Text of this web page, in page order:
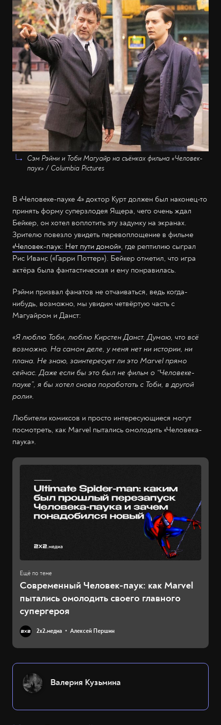
Сэм Рэйми и Тоби Магуайр на съёмках фильма «Человек-
паук» / Columbia Pictures
В «Человеке-пауке 4» доктор Курт должен был наконец-то
принять форму суперзлодея Ящера, чего очень ждал
Бейкер, он хотел воплотить эту задумку на экранах.
Зрителю повезло увидеть перевоплощение в фильме
«Человек-паук: Нет пути домой», где рептилию сыграл
Рис Иванс («Гарри Поттер»). Бейкер отметил, что игра
актёра была фантастическая и ему понравилась.
Рэйми призвал фанатов не отчаиваться, ведь когда-
нибудь, возможно, мы увидим четвёртую часть с
Магуайром и Данст:
«Я люблю Тоби, люблю Кирстен Данст. Думаю, что всё
возможно. На самом деле, у меня нет ни истории, ни
плана. Не знаю, заинтересует ли это Marvel прямо
сейчас. Даже если бы это был не фильм о “Человеке-
пауке”, я бы хотел снова поработать с Тоби, в другой
роли».
Любители комиксов и просто интересующиеся могут
посмотреть, как Marvel пытались омолодить «Человека-
паука».
Современный Человек-паук: как Marvel
пытались омолодить своего главного
супергероя
2х2.медиа Алексей Першин
Валерия Кузьмина